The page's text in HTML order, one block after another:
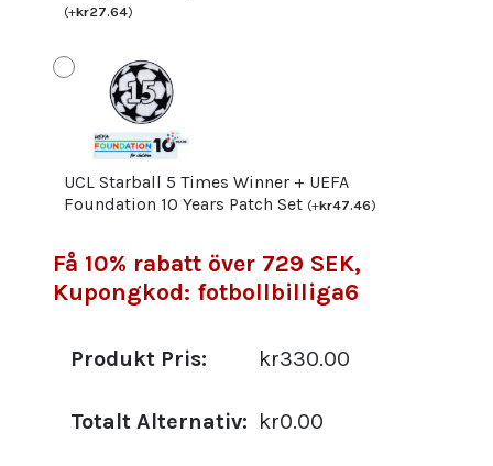
(+kr27.64)
UCL Starball 5 Times Winner + UEFA
Foundation 10 Years Patch Set (+kr47.46)
Få 10% rabatt över 729 SEK,
Kupongkod: fotbollbilliga6
Produkt Pris: kr330.00
Totalt Alternativ: kr0.00